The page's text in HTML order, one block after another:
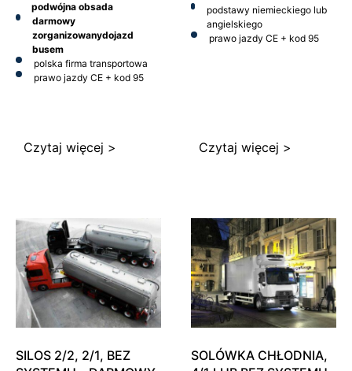
podwójna obsada
darmowy
zorganizowanydojazd
busem
polska firma transportowa
prawo jazdy CE + kod 95
Czytaj więcej >
podstawy niemieckiego lub
angielskiego
prawo jazdy CE + kod 95
Czytaj więcej >
SILOS 2/2, 2/1, BEZ
SOLÓWKA CHŁODNIA,